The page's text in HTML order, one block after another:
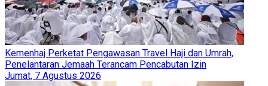
Kemenhaj Perketat Pengawasan Travel Haji dan Umrah,
Penelantaran Jemaah Terancam Pencabutan Izin
Jumat, 7 Agustus 2026